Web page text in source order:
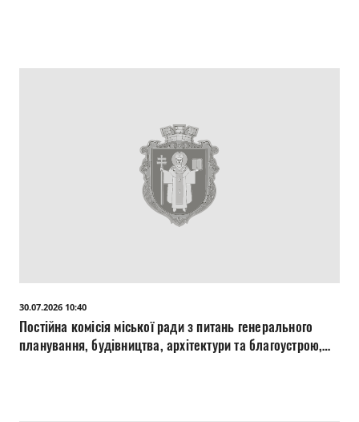
30.07.2026 10:40
Постійна комісія міської ради з питань генерального
планування, будівництва, архітектури та благоустрою,